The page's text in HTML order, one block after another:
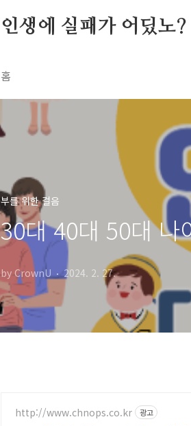
인생에 실패가 어딨노?
홈
부를 위한 걸음
30대 40대 50대 나
by CrownU 2024. 2. 27.
http://www.chnops.co.kr 광고